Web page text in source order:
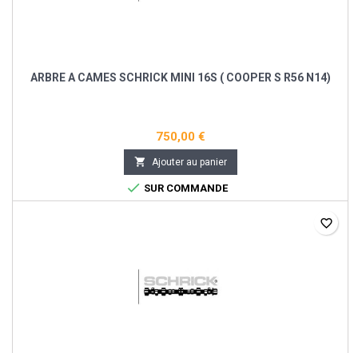
ARBRE A CAMES SCHRICK MINI 16S ( COOPER S R56 N14)
750,00 €
 Ajouter au panier
 SUR COMMANDE
favorite_border